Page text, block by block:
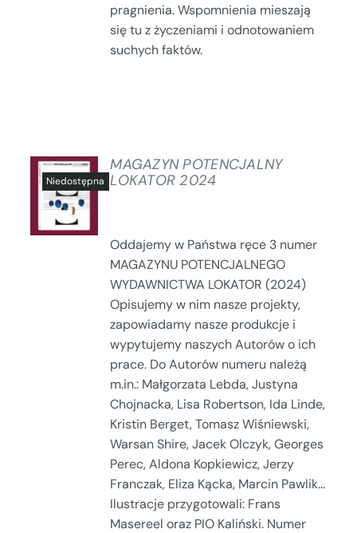
pragnienia. Wspomnienia mieszają
się tu z życzeniami i odnotowaniem
suchych faktów.
SZCZEGÓŁY
MAGAZYN POTENCJALNY
LOKATOR 2024
Oddajemy w Państwa ręce 3 numer
MAGAZYNU POTENCJALNEGO
WYDAWNICTWA LOKATOR (2024)
Opisujemy w nim nasze projekty,
zapowiadamy nasze produkcje i
wypytujemy naszych Autorów o ich
prace. Do Autorów numeru należą
m.in.: Małgorzata Lebda, Justyna
Chojnacka, Lisa Robertson, Ida Linde,
Kristin Berget, Tomasz Wiśniewski,
Warsan Shire, Jacek Olczyk, Georges
Perec, Aldona Kopkiewicz, Jerzy
Franczak, Eliza Kącka, Marcin Pawlik...
Ilustracje przygotowali: Frans
Masereel oraz PIO Kaliński. Numer